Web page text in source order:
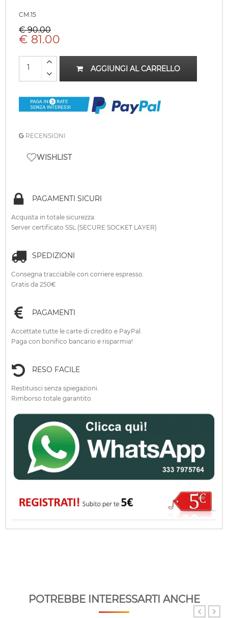
CM.15
€ 90.00
€ 81.00
AGGIUNGI AL CARRELLO
RECENSIONI
WISHLIST
PAGAMENTI SICURI
Acquista in totale sicurezza.
Server certificato SSL (SECURE SOCKET LAYER)
SPEDIZIONI
Consegna tracciabile con corriere espresso.
Gratis da 250€
PAGAMENTI
Accettate tutte le carte di credito e PayPal.
Paga con bonifico bancario e risparmia!
RESO FACILE
Restituisci senza spiegazioni.
Rimborso totale garantito.
POTREBBE INTERESSARTI ANCHE